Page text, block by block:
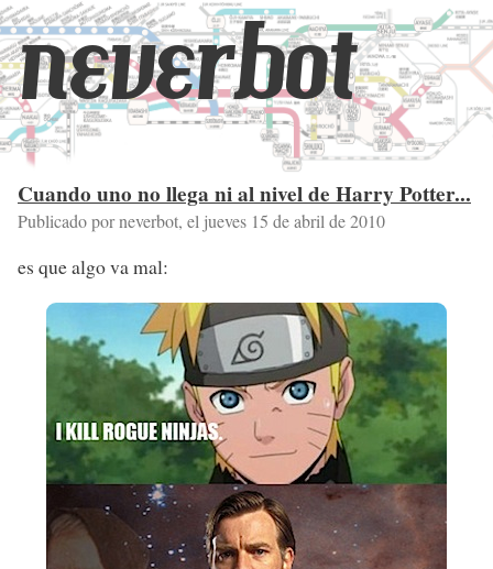
neverbot
Cuando uno no llega ni al nivel de Harry Potter...
Publicado por neverbot, el jueves 15 de abril de 2010
es que algo va mal: